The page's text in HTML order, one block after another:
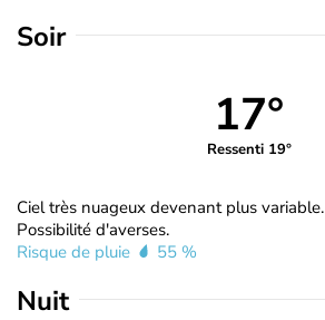
Soir
17°
Ressenti 19°
Ciel très nuageux devenant plus variable.
Possibilité d'averses.
Risque de pluie
55 %
Nuit